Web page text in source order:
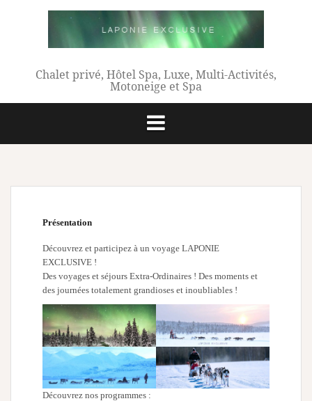
Chalet privé, Hôtel Spa, Luxe, Multi-Activités,
Motoneige et Spa
Présentation
Découvrez et participez à un voyage LAPONIE
EXCLUSIVE !
Des voyages et séjours Extra-Ordinaires ! Des moments et
des journées totalement grandioses et inoubliables !
Découvrez nos programmes :